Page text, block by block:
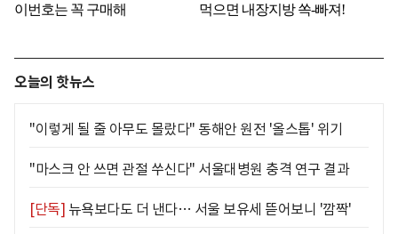
오늘의 핫뉴스
"이렇게 될 줄 아무도 몰랐다" 동해안 원전 '올스톱' 위기
"마스크 안 쓰면 관절 쑤신다" 서울대병원 충격 연구 결과
[단독] 뉴욕보다도 더 낸다… 서울 보유세 뜯어보니 '깜짝'